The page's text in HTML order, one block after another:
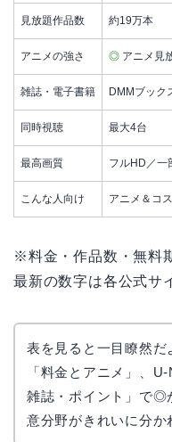
見放題作品数 約19万本
アニメの強さ ◎ アニメ見
雑誌・電子書籍 DMMブック
同時視聴 最大4台
最高画質 フルHD／一
こんな人向け アニメ＆コ
※料金・作品数・無料
最新の数字は各公式サ
表を見ると一目瞭然
「料金とアニメ」、
雑誌・ポイント」で◎
意分野がきれいに分か